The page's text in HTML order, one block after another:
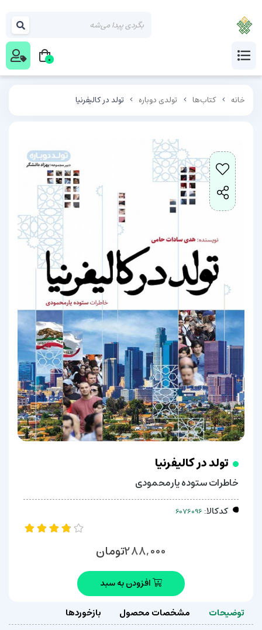
خانه کتاب‌ها تولدی دوباره تولد در کالیفرنیا
تولد در کالیفرنیا
خاطرات ستوده یارمحمودی
کدکالا:
288,000تومان
افزودن به سبد
توضیحات مشخصات محصول بازخوردها
0